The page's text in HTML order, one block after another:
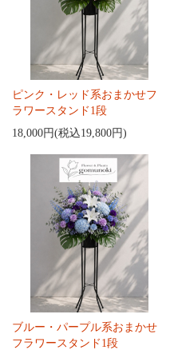
ピンク・レッド系おまかせフ
ラワースタンド1段
18,000円(税込19,800円)
ブルー・パープル系おまかせ
フラワースタンド1段